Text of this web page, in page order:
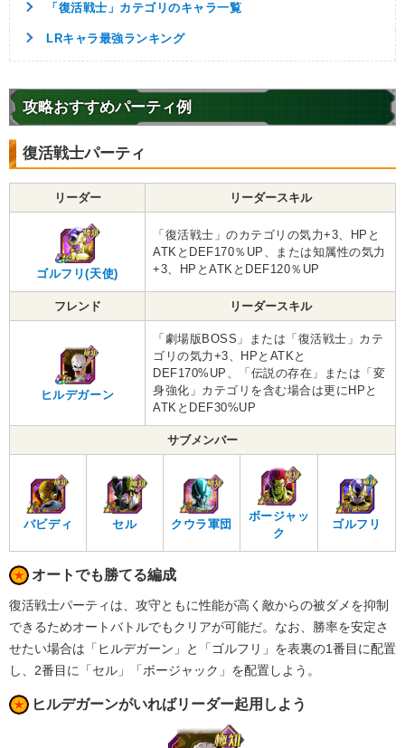
「復活戦士」カテゴリのキャラ一覧
LRキャラ最強ランキング
攻略おすすめパーティ例
復活戦士パーティ
リーダー リーダースキル
ゴルフリ(天使)
「復活戦士」のカテゴリの気力+3、HPと
ATKとDEF170％UP、または知属性の気力
+3、HPとATKとDEF120％UP
フレンド リーダースキル
ヒルデガーン
「劇場版BOSS」または「復活戦士」カテ
ゴリの気力+3、HPとATKと
DEF170%UP、「伝説の存在」または「変
身強化」カテゴリを含む場合は更にHPと
ATKとDEF30%UP
サブメンバー
バビディ セル クウラ軍団
ボージャッ
ク
ゴルフリ
オートでも勝てる編成
復活戦士パーティは、攻守ともに性能が高く敵からの被ダメを抑制
できるためオートバトルでもクリアが可能だ。なお、勝率を安定さ
せたい場合は「ヒルデガーン」と「ゴルフリ」を表裏の1番目に配置
し、2番目に「セル」「ボージャック」を配置しよう。
ヒルデガーンがいればリーダー起用しよう